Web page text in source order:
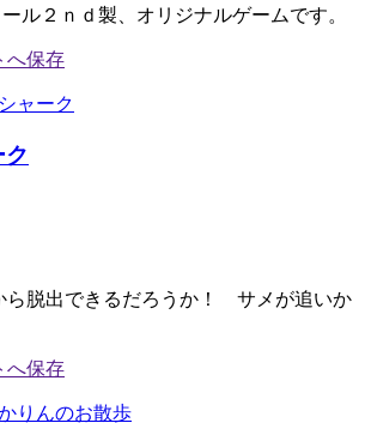
ル２ｎｄ製、オリジナルゲームです。
ら脱出できるだろうか！ サメが追いか